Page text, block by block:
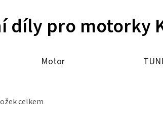
díly pro motorky
Motor
celkem